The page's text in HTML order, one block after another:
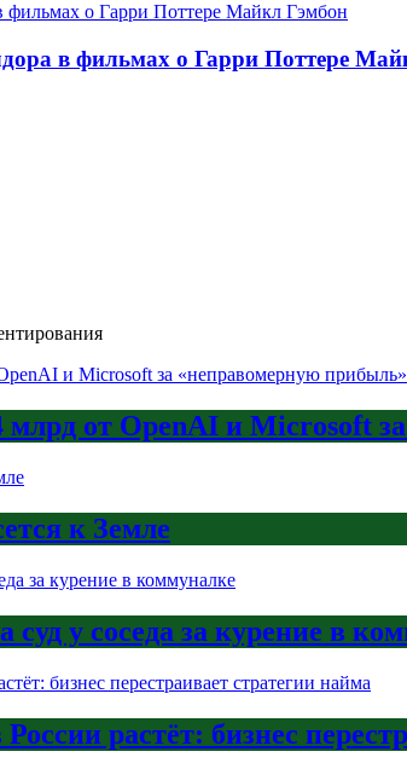
в фильмах о Гарри Поттере
млрд от OpenAI и Microsoft
к Земле
у соседа за курение в
растёт: бизнес